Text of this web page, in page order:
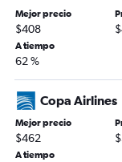
Mejor precio
$408
A tiempo
62 %
Copa Airlines
Mejor precio
$462
A tiempo